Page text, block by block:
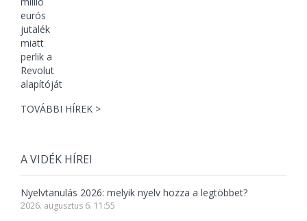
TOVÁBBI HÍREK >
A VIDÉK HÍREI
Nyelvtanulás 2026: melyik nyelv hozza a legtöbbet?
2026. augusztus 6. 11:55